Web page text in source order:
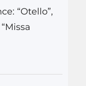
“Otello”,